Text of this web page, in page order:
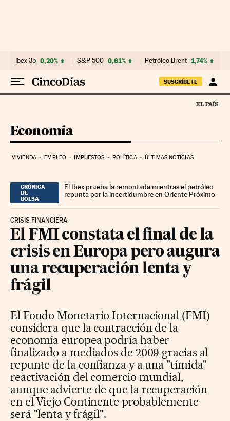
Ibex 35 0,20% S&P 500 0,61% Petróleo Brent 1,74%
SUSCRÍBETE
Economía
VIVIENDA EMPLEO IMPUESTOS POLÍTICA ÚLTIMAS NOTICIAS
CRÓNICA
DE
BOLSA
El Ibex prueba la remontada mientras el petróleo
repunta por la incertidumbre en Oriente Próximo
CRISIS FINANCIERA
El FMI constata el final de la
crisis en Europa pero augura
una recuperación lenta y
frágil
El Fondo Monetario Internacional (FMI)
considera que la contracción de la
economía europea podría haber
finalizado a mediados de 2009 gracias al
repunte de la confianza y a una "tímida"
reactivación del comercio mundial,
aunque advierte de que la recuperación
en el Viejo Continente probablemente
será "lenta y frágil".